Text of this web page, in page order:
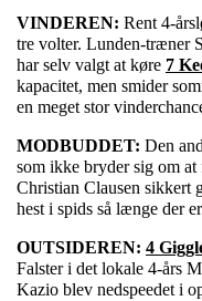
VINDEREN: Rent 4-
tre volter. Lunden-træner
har selv valgt at køre 7
kapacitet, men smider
en meget stor
MODBUDDET: Den
som ikke bryder sig om
Christian Clausen sikkert
hest i spids så længe der
OUTSIDEREN: 4
Falster i det lokale 4-års
Kazio blev nedspeedet i